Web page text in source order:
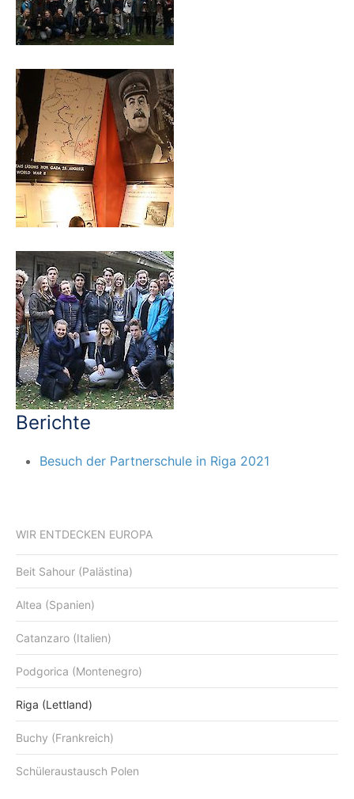
Berichte
Besuch der Partnerschule in Riga 2021
WIR ENTDECKEN EUROPA
Beit Sahour (Palästina)
Altea (Spanien)
Catanzaro (Italien)
Podgorica (Montenegro)
Riga (Lettland)
Buchy (Frankreich)
Schüleraustausch Polen